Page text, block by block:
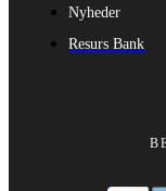
Nyheder
Resurs Bank